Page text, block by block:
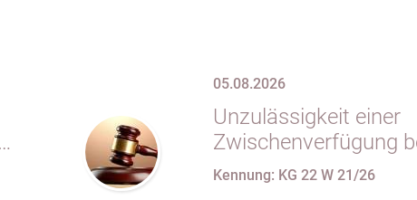
05.08.2026
Unzulässigkeit einer
Zwischenverfügung
endgültigem
Kennung: KG 22 W 21/26